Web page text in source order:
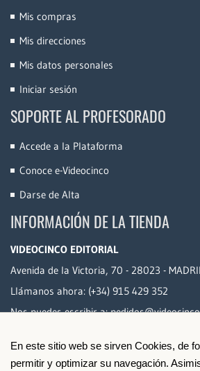
En este sitio web se sirven Cookies, de
permitir y optimizar su navegación.
Mis compras
Mis direcciones
Mis datos personales
Iniciar sesión
SOPORTE AL PROFESORADO
Accede a la Plataforma
Conoce e-Videocinco
Darse de Alta
INFORMACIÓN DE LA TIENDA
VIDEOCINCO EDITORIAL
Avenida de la Victoria, 70 - 28023 -
Llámanos ahora: (+34) 915 429 352
Nos puedes escribir a:
PAGO SEGURO